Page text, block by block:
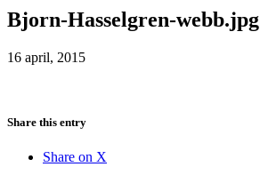
Bjorn-Hasselgren-webb.jpg
16 april, 2015
Share this entry
Share on X